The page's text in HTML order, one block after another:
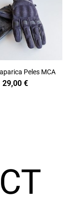
Peles MCA
29,00€